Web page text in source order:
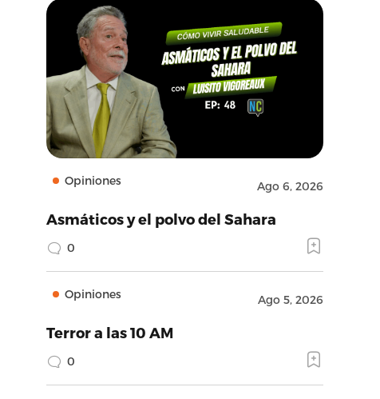
Opiniones Ago 6, 2026
Asmáticos y el polvo del Sahara
0
Opiniones Ago 5, 2026
Terror a las 10 AM
0